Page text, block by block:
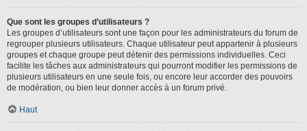
Que sont les groupes d’utilisateurs ?
Les groupes d’utilisateurs sont une façon pour les administrateurs du forum de
regrouper plusieurs utilisateurs. Chaque utilisateur peut appartenir à plusieurs
groupes et chaque groupe peut détenir des permissions individuelles. Ceci
facilite les tâches aux administrateurs qui pourront modifier les permissions de
plusieurs utilisateurs en une seule fois, ou encore leur accorder des pouvoirs
de modération, ou bien leur donner accès à un forum privé.
Haut